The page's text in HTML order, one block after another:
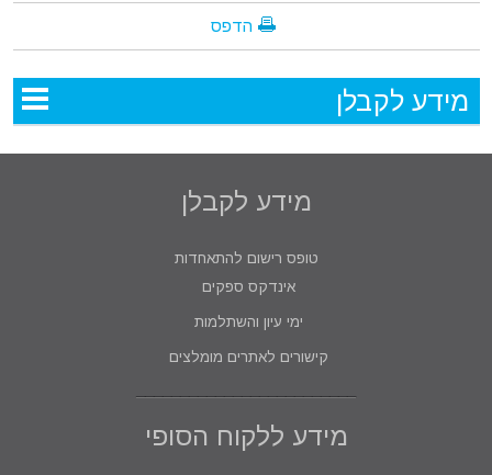
הדפס
מידע לקבלן
מידע לקבלן
טופס רישום להתאחדות
אינדקס ספקים
ימי עיון והשתלמות
קישורים לאתרים מומלצים
מידע ללקוח הסופי